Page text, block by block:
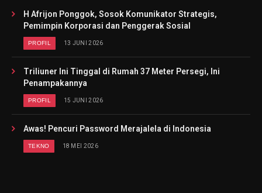
H Afrijon Ponggok, Sosok Komunikator Strategis,
Pemimpin Korporasi dan Penggerak Sosial
PROFIL 13 JUNI 2026
Triliuner Ini Tinggal di Rumah 37 Meter Persegi, Ini
Penampakannya
PROFIL 15 JUNI 2026
Awas! Pencuri Password Merajalela di Indonesia
TEKNO 18 MEI 2026